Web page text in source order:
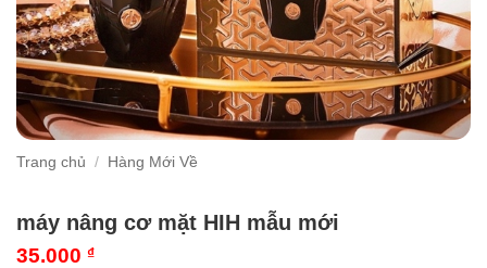
Trang chủ / Hàng Mới Về
máy nâng cơ mặt HIH mẫu mới
35.000 ₫